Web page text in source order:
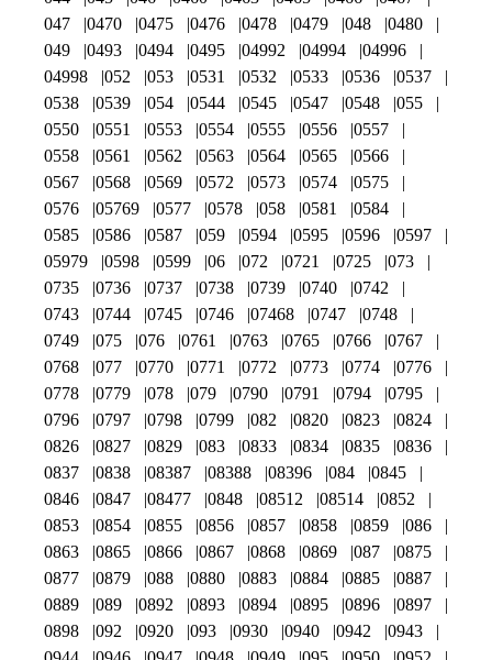
047
0470 0475 0476 0478 0479 048
0480
049
0493 0494 0495 04992 04994
04996
04998
052 053 0531 0532 0533 0536
0537
0538
0539 054 0544 0545 0547 0548
055
0550
0551 0553 0554 0555 0556
0557
0558
0561 0562 0563 0564 0565
0566
0567
0568 0569 0572 0573 0574
0575
0576
05769 0577 0578 058 0581
0584
0585
0586 0587 059 0594 0595 0596
0597
05979
0598 0599 06 072 0721 0725
073
0735
0736 0737 0738 0739 0740
0742
0743
0744 0745 0746 07468 0747
0748
0749
075 076 0761 0763 0765 0766
0767
0768
077 0770 0771 0772 0773 0774
0776
0778
0779 078 079 0790 0791 0794
0795
0796
0797 0798 0799 082 0820 0823
0824
0826
0827 0829 083 0833 0834 0835
0836
0837
0838 08387 08388 08396 084
0845
0846
0847 08477 0848 08512 08514
0852
0853
0854 0855 0856 0857 0858 0859
086
0863
0865 0866 0867 0868 0869 087
0875
0877
0879 088 0880 0883 0884 0885
0887
0889
089 0892 0893 0894 0895 0896
0897
0898
092 0920 093 0930 0940 0942
0943